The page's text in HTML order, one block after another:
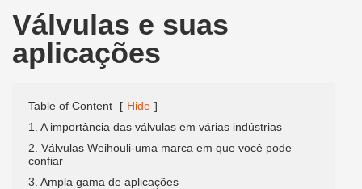
Válvulas e suas
aplicações
Table of Content [ Hide ]
1. A importância das válvulas em várias indústrias
2. Válvulas Weihouli-uma marca em que você pode
confiar
3. Ampla gama de aplicações